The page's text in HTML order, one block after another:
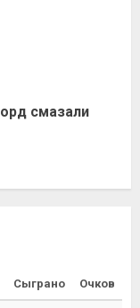
смазали
Сыграно Очков